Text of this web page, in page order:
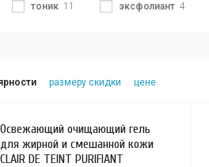
тоник 11 эксфолиант 4
размеру скидки цене
Освежающий очищающий гель
для жирной и смешанной кожи
CLAIR DE TEINT PURIFIANT